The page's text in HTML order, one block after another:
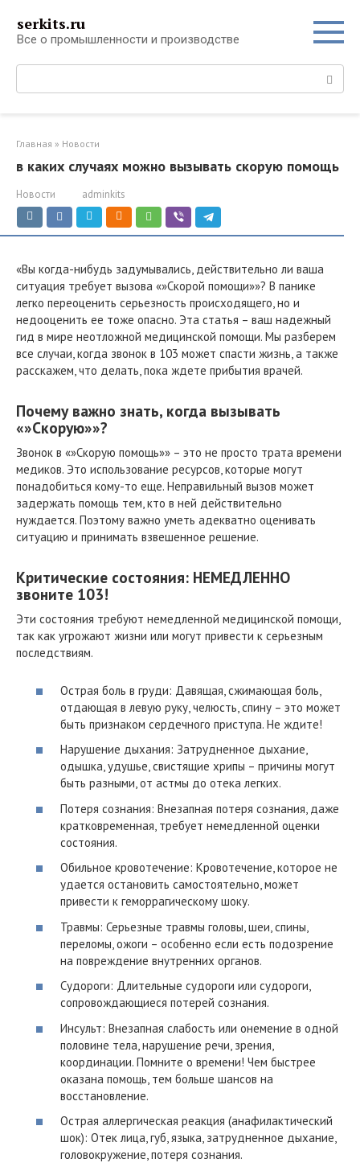
контенту
serkits.ru
Все о промышленности и производстве
Поиск:
Главная » Новости
в каких случаях можно вызывать скорую помощь
Новости adminkits
«Вы когда-нибудь задумывались, действительно ли ваша
ситуация требует вызова «»Скорой помощи»»? В панике
легко переоценить серьезность происходящего, но и
недооценить ее тоже опасно. Эта статья – ваш надежный
гид в мире неотложной медицинской помощи. Мы разберем
все случаи, когда звонок в 103 может спасти жизнь, а также
расскажем, что делать, пока ждете прибытия врачей.
Почему важно знать, когда вызывать
«»Скорую»»?
Звонок в «»Скорую помощь»» – это не просто трата времени
медиков. Это использование ресурсов, которые могут
понадобиться кому-то еще. Неправильный вызов может
задержать помощь тем, кто в ней действительно
нуждается. Поэтому важно уметь адекватно оценивать
ситуацию и принимать взвешенное решение.
Критические состояния: НЕМЕДЛЕННО
звоните 103!
Эти состояния требуют немедленной медицинской помощи,
так как угрожают жизни или могут привести к серьезным
последствиям.
Острая боль в груди: Давящая, сжимающая боль,
отдающая в левую руку, челюсть, спину – это может
быть признаком сердечного приступа. Не ждите!
Нарушение дыхания: Затрудненное дыхание,
одышка, удушье, свистящие хрипы – причины могут
быть разными, от астмы до отека легких.
Потеря сознания: Внезапная потеря сознания, даже
кратковременная, требует немедленной оценки
состояния.
Обильное кровотечение: Кровотечение, которое не
удается остановить самостоятельно, может
привести к геморрагическому шоку.
Травмы: Серьезные травмы головы, шеи, спины,
переломы, ожоги – особенно если есть подозрение
на повреждение внутренних органов.
Судороги: Длительные судороги или судороги,
сопровождающиеся потерей сознания.
Инсульт: Внезапная слабость или онемение в одной
половине тела, нарушение речи, зрения,
координации. Помните о времени! Чем быстрее
оказана помощь, тем больше шансов на
восстановление.
Острая аллергическая реакция (анафилактический
шок): Отек лица, губ, языка, затрудненное дыхание,
головокружение, потеря сознания.